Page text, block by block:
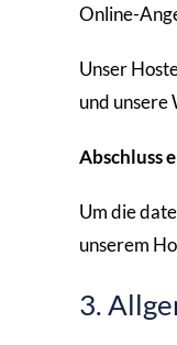
Online-
Unser
und unsere
Abschluss
Um die
unserem
3.